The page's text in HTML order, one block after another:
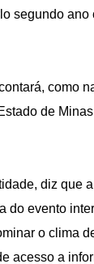
segundo
como
de
diz que
do evento
o clima
acesso a